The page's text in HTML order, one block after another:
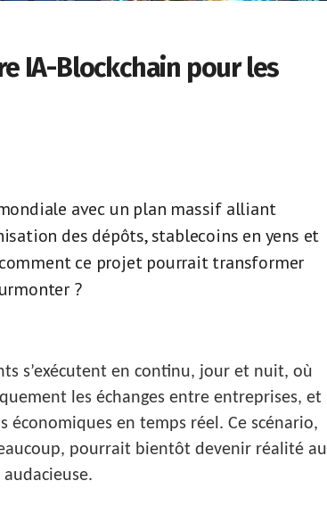
IA-Blockchain pour les
avec un plan massif alliant
des dépôts, stablecoins en yens et
ce projet pourrait transformer
?
s’exécutent en continu, jour et nuit, où
les échanges entre entreprises, et
en temps réel. Ce scénario,
pourrait bientôt devenir réalité au